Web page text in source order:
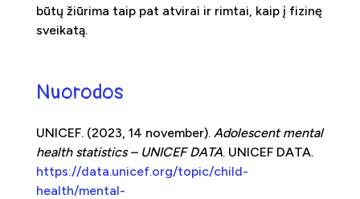
būtų žiūrima taip pat atvirai ir rimtai, kaip į fizinę
sveikatą.
Nuorodos
UNICEF. (2023, 14 november). Adolescent mental
health statistics – UNICEF DATA. UNICEF DATA.
https://data.unicef.org/topic/child-
health/mental-